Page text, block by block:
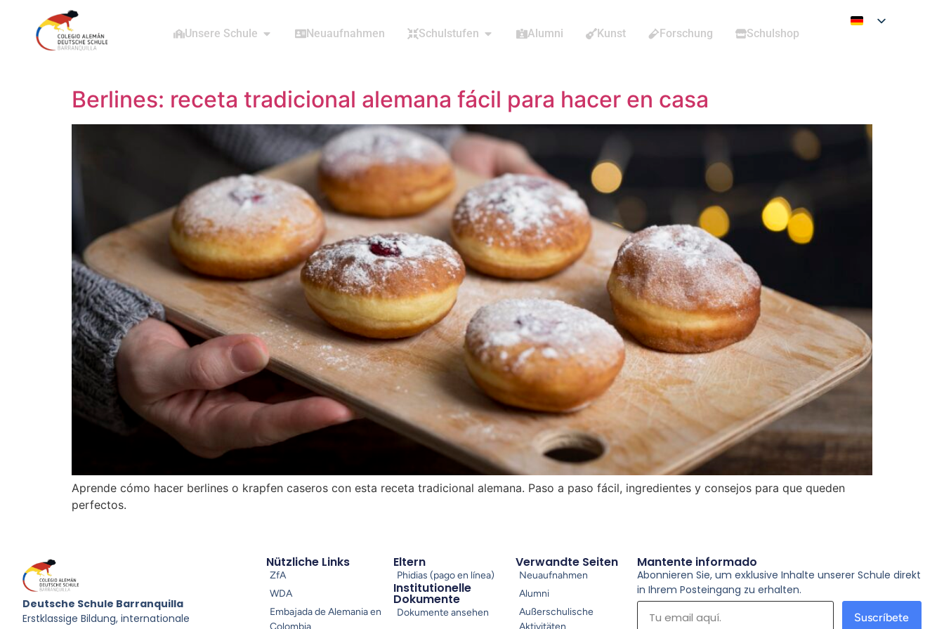
Unsere Schule Neuaufnahmen Schulstufen Alumni Kunst Forschung Schulshop
Berlines: receta tradicional alemana fácil para hacer en casa
Aprende cómo hacer berlines o krapfen caseros con esta receta tradicional alemana. Paso a paso fácil, ingredientes y consejos para que queden
perfectos.
Deutsche Schule Barranquilla
Erstklassige Bildung, internationale
Nützliche Links
ZfA
WDA
Embajada de Alemania en
Eltern
Phidias (pago en línea)
Institutionelle
Dokumente
Dokumente ansehen
Verwandte Seiten
Neuaufnahmen
Alumni
Außerschulische
Mantente informado
Abonnieren Sie, um exklusive Inhalte unserer Schule direkt
in Ihrem Posteingang zu erhalten.
Suscríbete